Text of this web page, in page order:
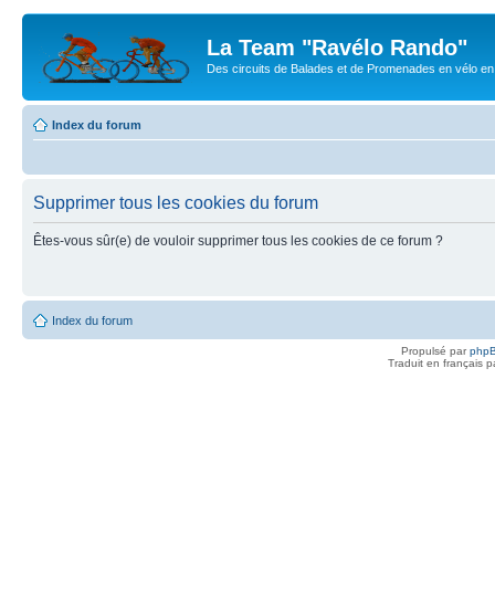
La Team "Ravélo Rando"
Des circuits de Balades et de Promenades en vélo
Index du forum
Supprimer tous les cookies du forum
Êtes-vous sûr(e) de vouloir supprimer tous les cookies de ce forum ?
Index du forum
Propulsé par
Traduit en français